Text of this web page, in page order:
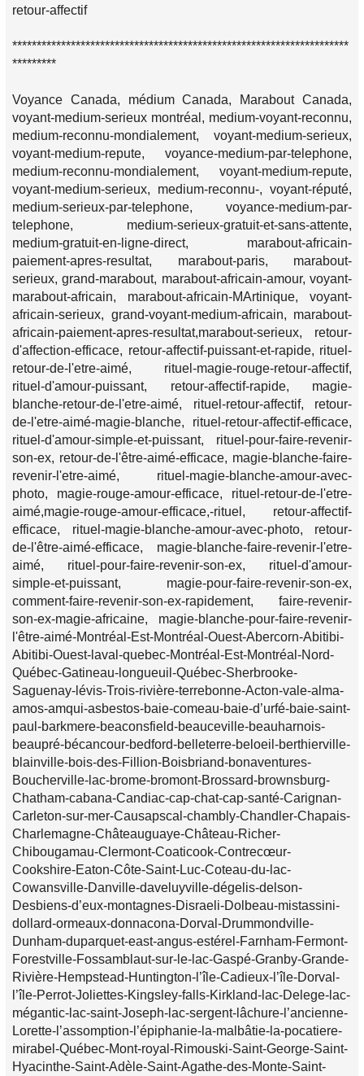
retour-affectif
*********************************************************************
*********
Voyance Canada, médium Canada, Marabout Canada,
voyant-medium-serieux montréal, medium-voyant-reconnu,
medium-reconnu-mondialement, voyant-medium-serieux,
voyant-medium-repute, voyance-medium-par-telephone,
medium-reconnu-mondialement, voyant-medium-repute,
voyant-medium-serieux, medium-reconnu-, voyant-réputé,
medium-serieux-par-telephone, voyance-medium-par-
telephone, medium-serieux-gratuit-et-sans-attente,
medium-gratuit-en-ligne-direct, marabout-africain-
paiement-apres-resultat, marabout-paris, marabout-
serieux, grand-marabout, marabout-africain-amour, voyant-
marabout-africain, marabout-africain-MArtinique, voyant-
africain-serieux, grand-voyant-medium-africain, marabout-
africain-paiement-apres-resultat,marabout-serieux, retour-
d'affection-efficace, retour-affectif-puissant-et-rapide, rituel-
retour-de-l'etre-aimé, rituel-magie-rouge-retour-affectif,
rituel-d'amour-puissant, retour-affectif-rapide, magie-
blanche-retour-de-l'etre-aimé, rituel-retour-affectif, retour-
de-l'etre-aimé-magie-blanche, rituel-retour-affectif-efficace,
rituel-d'amour-simple-et-puissant, rituel-pour-faire-revenir-
son-ex, retour-de-l'être-aimé-efficace, magie-blanche-faire-
revenir-l'etre-aimé, rituel-magie-blanche-amour-avec-
photo, magie-rouge-amour-efficace, rituel-retour-de-l'etre-
aimé,magie-rouge-amour-efficace,-rituel, retour-affectif-
efficace, rituel-magie-blanche-amour-avec-photo, retour-
de-l'être-aimé-efficace, magie-blanche-faire-revenir-l'etre-
aimé, rituel-pour-faire-revenir-son-ex, rituel-d'amour-
simple-et-puissant, magie-pour-faire-revenir-son-ex,
comment-faire-revenir-son-ex-rapidement, faire-revenir-
son-ex-magie-africaine, magie-blanche-pour-faire-revenir-
l'être-aimé-Montréal-Est-Montréal-Ouest-Abercorn-Abitibi-
Abitibi-Ouest-laval-quebec-Montréal-Est-Montréal-Nord-
Québec-Gatineau-longueuil-Québec-Sherbrooke-
Saguenay-lévis-Trois-rivière-terrebonne-Acton-vale-alma-
amos-amqui-asbestos-baie-comeau-baie-d’urfé-baie-saint-
paul-barkmere-beaconsfield-beauceville-beauharnois-
beaupré-bécancour-bedford-belleterre-beloeil-berthierville-
blainville-bois-des-Fillion-Boisbriand-bonaventures-
Boucherville-lac-brome-bromont-Brossard-brownsburg-
Chatham-cabana-Candiac-cap-chat-cap-santé-Carignan-
Carleton-sur-mer-Causapscal-chambly-Chandler-Chapais-
Charlemagne-Châteauguaye-Château-Richer-
Chibougamau-Clermont-Coaticook-Contrecœur-
Cookshire-Eaton-Côte-Saint-Luc-Coteau-du-lac-
Cowansville-Danville-daveluyville-dégelis-delson-
Desbiens-d’eux-montagnes-Disraeli-Dolbeau-mistassini-
dollard-ormeaux-donnacona-Dorval-Drummondville-
Dunham-duparquet-east-angus-estérel-Farnham-Fermont-
Forestville-Fossamblaut-sur-le-lac-Gaspé-Granby-Grande-
Rivière-Hempstead-Huntington-l’île-Cadieux-l’île-Dorval-
l’île-Perrot-Joliettes-Kingsley-falls-Kirkland-lac-Delege-lac-
mégantic-lac-saint-Joseph-lac-sergent-lâchure-l’ancienne-
Lorette-l’assomption-l’épiphanie-la-malbâtie-la-pocatiere-
mirabel-Québec-Mont-royal-Rimouski-Saint-George-Saint-
Hyacinthe-Saint-Adèle-Saint-Agathe-des-Monte-Saint-